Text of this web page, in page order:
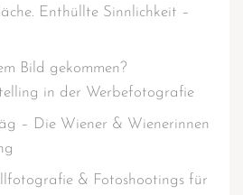
Enthüllte Sinnlichkeit –
Bild gekommen?
in der Werbefotografie
– Die Wiener & Wienerinnen
& Fotoshootings für